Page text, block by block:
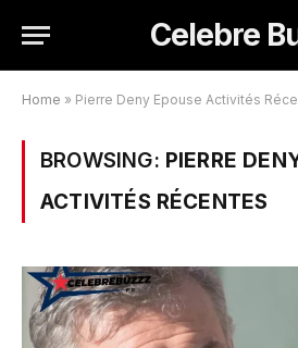
Celebre
Home » Pierre Deny Epouse Activités
BROWSING: PIERRE
ACTIVITÉS RÉCENTES